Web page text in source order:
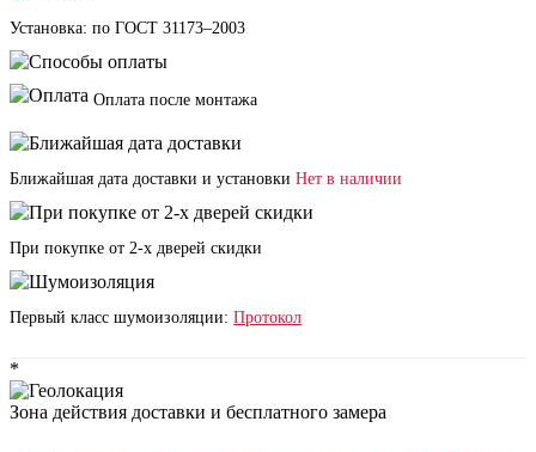
Установка: по ГОСТ 31173–2003
Оплата после монтажа
Ближайшая дата доставки и установки Нет в наличии
При покупке от 2-х дверей скидки
Первый класс шумоизоляции: Протокол
*
Зона действия доставки и бесплатного замера